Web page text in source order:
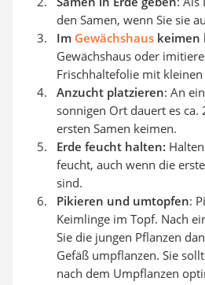
den Samen, wenn Sie sie
Im Gewächshaus keimen
Gewächshaus oder
Frischhaltefolie mit kleinen
Anzucht platzieren: An
sonnigen Ort dauert es ca.
ersten Samen keimen.
Erde feucht halten:
feucht, auch wenn die
sind.
Pikieren und umtopfen:
Keimlinge im Topf. Nach
Sie die jungen Pflanzen
Gefäß umpflanzen. Sie
nach dem Umpflanzen